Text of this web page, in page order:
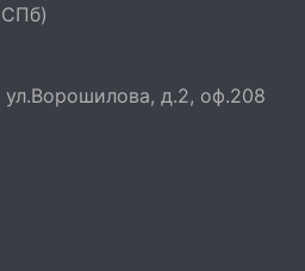
ул.Ворошилова, д.2, оф.208